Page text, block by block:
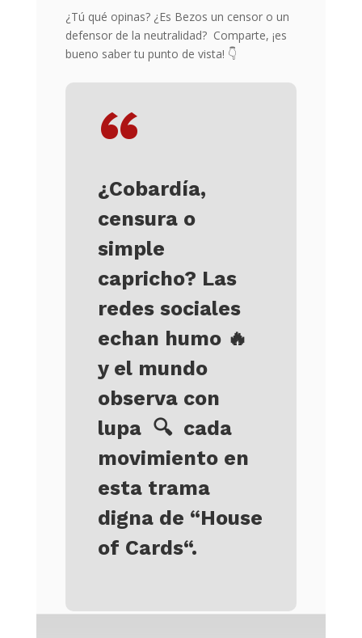
¿Tú qué opinas? ¿Es Bezos un censor o un
defensor de la neutralidad? Comparte, ¡es
bueno saber tu punto de vista! 👇
“
¿Cobardía,
censura o
simple
capricho? Las
redes sociales
echan humo 🔥
y el mundo
observa con
lupa 🔍cada
movimiento en
esta trama
digna de “House
of Cards“.